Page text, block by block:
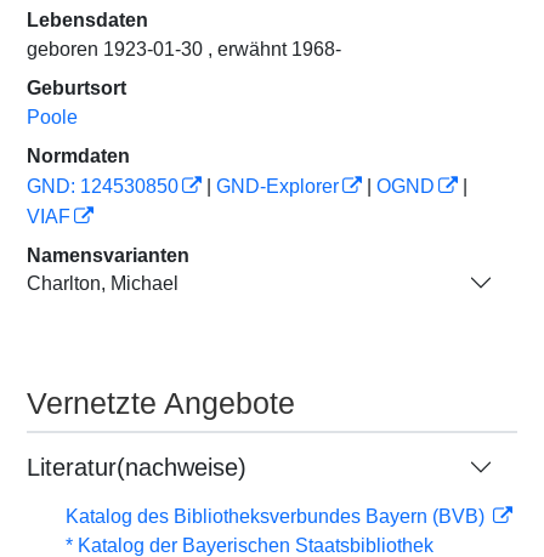
Lebensdaten
geboren 1923-01-30 , erwähnt 1968-
Geburtsort
Poole
Normdaten
GND: 124530850
GND-Explorer OGND
VIAF
Namensvarianten
Charlton, Michael
Vernetzte Angebote
Literatur(nachweise)
Katalog des Bibliotheksverbundes Bayern (BVB)
* Katalog der Bayerischen Staatsbibliothek